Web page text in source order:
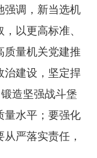
强调，新当选机
以更高标准、
质量机关党建推
治建设，坚定捍
造坚强战斗堡
量水平；要强化
严落实责任，